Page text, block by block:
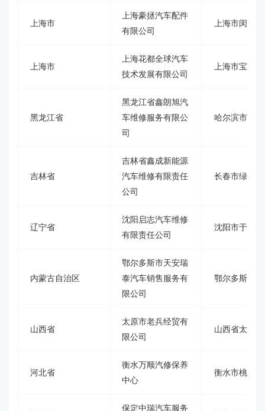
上海市
上海豪拯汽车配件
有限公司
上海市闵行
上海市
上海花都全球汽车
技术发展有限公司
上海市宝山
黑龙江省
黑龙江省鑫朗旭汽
车维修服务有限公
司
哈尔滨市平
吉林省
吉林省鑫成新能源
汽车维修有限责任
公司
长春市绿园
辽宁省
沈阳启志汽车维修
有限责任公司
沈阳市于洪
内蒙古自治区
鄂尔多斯市天安瑞
泰汽车销售服务有
限公司
鄂尔多斯农
山西省
太原市老兵经贸有
限公司
山西省太原
河北省
衡水万顺汽修保养
中心
衡水市桃城
保定中瑞汽车服务